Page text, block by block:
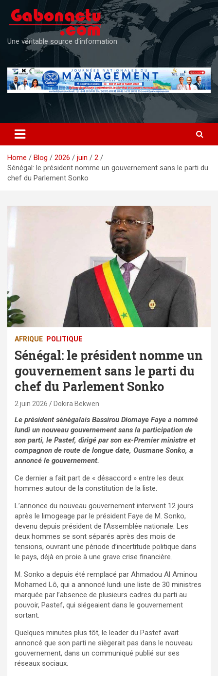
content
Une véritable source d'information
Home Blog 2026 juin
2
Sénégal: le président nomme un gouvernement sans le parti du
chef du Parlement Sonko
AFRIQUE POLITIQUE
Sénégal: le président nomme un
gouvernement sans le parti du
chef du Parlement Sonko
2 juin 2026 Dokira Bekwen
Le président sénégalais Bassirou Diomaye Faye a nommé
lundi un nouveau gouvernement sans la participation de
son parti, le Pastef, dirigé par son ex-Premier ministre et
compagnon de route de longue date, Ousmane Sonko, a
annoncé le gouvernement.
Ce dernier a fait part de « désaccord » entre les deux
hommes autour de la constitution de la liste.
L’annonce du nouveau gouvernement intervient 12 jours
après le limogeage par le président Faye de M. Sonko,
devenu depuis président de l’Assemblée nationale. Les
deux hommes se sont séparés après des mois de
tensions, ouvrant une période d’incertitude politique dans
le pays, déjà en proie à une grave crise financière.
M. Sonko a depuis été remplacé par Ahmadou Al Aminou
Mohamed Lô, qui a annoncé lundi une liste de 30 ministres
marquée par l’absence de plusieurs cadres du parti au
pouvoir, Pastef, qui siégeaient dans le gouvernement
sortant.
Quelques minutes plus tôt, le leader du Pastef avait
annoncé que son parti ne siègerait pas dans le nouveau
gouvernement, dans un communiqué publié sur ses
réseaux sociaux.